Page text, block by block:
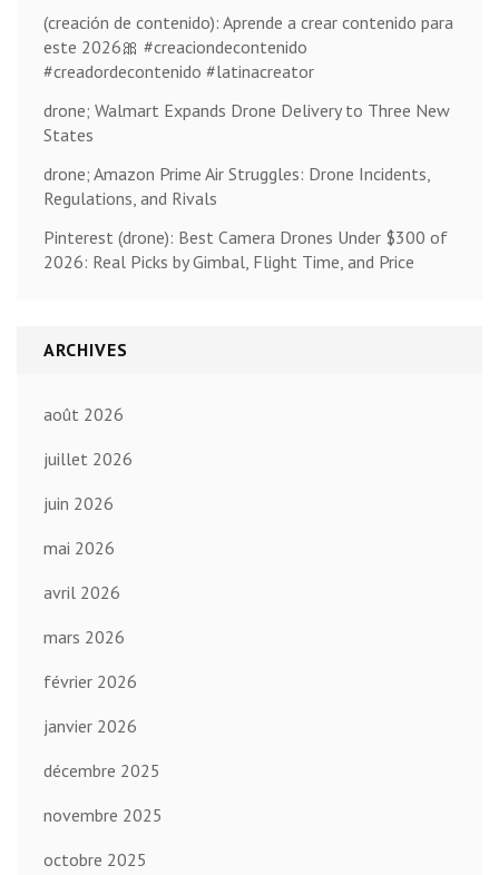
(creación de contenido): Aprende a crear contenido para
este 2026🎀 #creaciondecontenido
#creadordecontenido #latinacreator
drone; Walmart Expands Drone Delivery to Three New
States
drone; Amazon Prime Air Struggles: Drone Incidents,
Regulations, and Rivals
Pinterest (drone): Best Camera Drones Under $300 of
2026: Real Picks by Gimbal, Flight Time, and Price
ARCHIVES
août 2026
juillet 2026
juin 2026
mai 2026
avril 2026
mars 2026
février 2026
janvier 2026
décembre 2025
novembre 2025
octobre 2025